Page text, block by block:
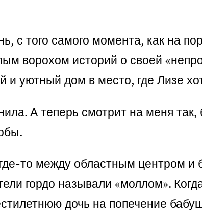
с того самого момента, как на
ворохом историй о своей
уютный дом в место, где Лизе
А теперь смотрит на меня
то между областным центром
гордо называли «моллом».
дочь на попечение